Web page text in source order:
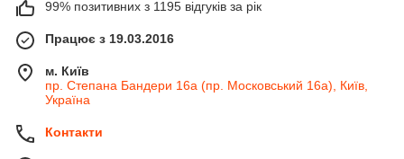
99% позитивних з 1195 відгуків за рік
Працює з 19.03.2016
м. Київ
пр. Степана Бандери 16а (пр. Московський 16а), Київ,
Україна
Контакти